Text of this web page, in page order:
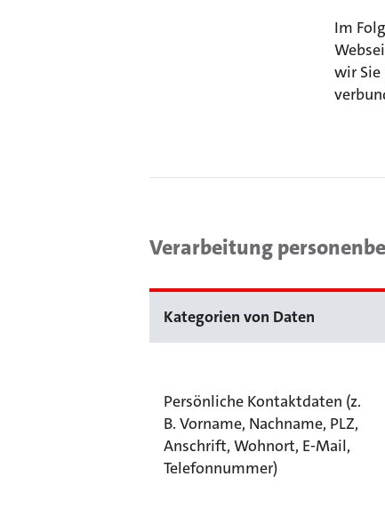
Im
wir
Verarbeitung
Kategorien von Daten
Persönliche Kontaktdaten (z.
B. Vorname, Nachname, PLZ,
Anschrift, Wohnort, E-Mail,
Telefonnummer)